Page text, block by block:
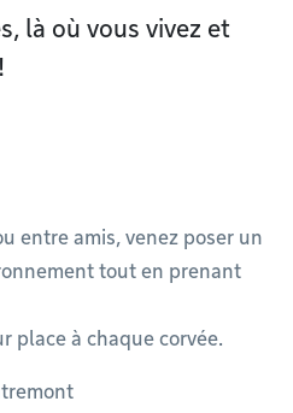
là où vous vivez et
entre amis, venez poser un
tout en prenant
place à chaque corvée.